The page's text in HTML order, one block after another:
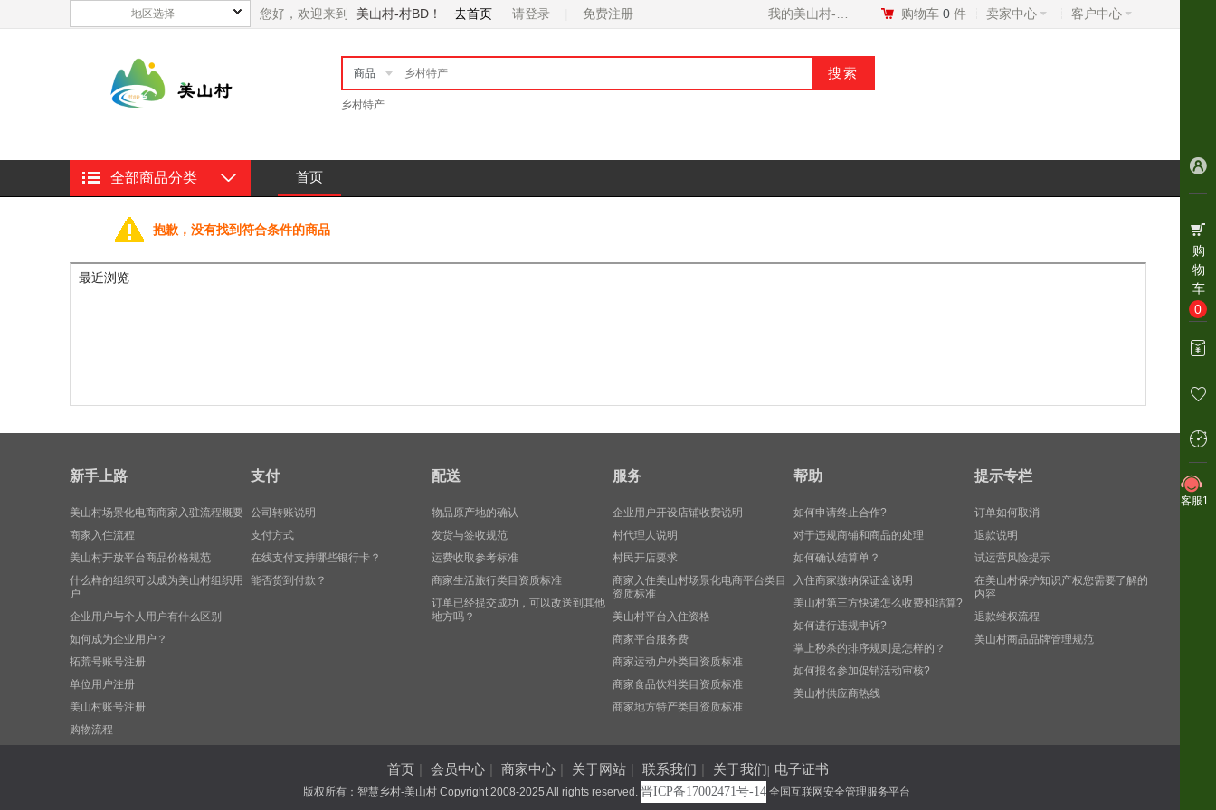
地区选择 您好，欢迎来到 美山村-村BD！ 去首页 请登录 免费注册 购物车 0 件 卖家中心 客户中心
商品
乡村特产
全部商品分类 首页
购
物
车
0
客服1
抱歉，没有找到符合条件的商品
最近浏览
新手上路
美山村场景化电商商家入驻流程概要
商家入住流程
美山村开放平台商品价格规范
什么样的组织可以成为美山村组织用
户
企业用户与个人用户有什么区别
​如何成为企业用户？
拓荒号账号注册
单位用户注册
美山村账号注册
购物流程
支付
公司转账说明
支付方式
在线支付支持哪些银行卡？
能否货到付款？
配送
物品原产地的确认
发货与签收规范
运费收取参考标准
商家生活旅行类目资质标准
订单已经提交成功，可以改送到其他
地方吗？
服务
企业用户开设店铺收费说明
村代理人说明
村民开店要求
商家入住美山村场景化电商平台类目
资质标准
美山村平台入住资格
商家平台服务费
商家运动户外类目资质标准
商家食品饮料类目资质标准
商家地方特产类目资质标准
帮助
如何申请终止合作?
对于违规商铺和商品的处理
如何确认结算单？
入住商家缴纳保证金说明
美山村第三方快递怎么收费和结算?
如何进行违规申诉?
掌上秒杀的排序规则是怎样的？
如何报名参加促销活动审核?
美山村供应商热线
提示专栏
订单如何取消
退款说明
试运营风险提示
在美山村保护知识产权您需要了解的
内容
退款维权流程
美山村商品品牌管理规范
首页 | 会员中心 | 商家中心 | 关于网站 | 联系我们 | 关于我们 电子证书
版权所有：智慧乡村-美山村 Copyright 2008-2025 All rights reserved. 晋ICP备17002471号-14 全国互联网安全管理服务平台